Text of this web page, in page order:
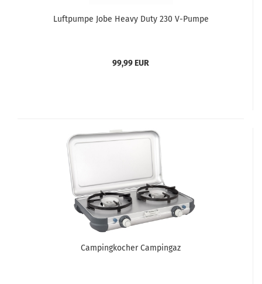
Luftpumpe Jobe Heavy Duty 230 V-Pumpe
99,99 EUR
Campingkocher Campingaz